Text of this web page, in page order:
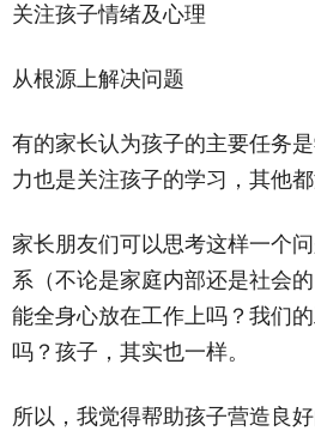
关注孩子情绪及心理
从根源上解决问题
有的家长认为孩子的主要任务
力也是关注孩子的学习，其他都
家长朋友们可以思考这样一个
系（不论是家庭内部还是社会
能全身心放在工作上吗？我们
吗？孩子，其实也一样。
所以，我觉得帮助孩子营造良